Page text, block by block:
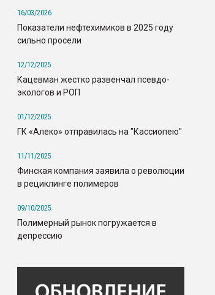
16/03/2026
Показатели нефтехимиков в 2025 году
сильно просели
12/12/2025
Кацевман жестко развенчал псевдо-
экологов и РОП
01/12/2025
ГК «Алеко» отправилась на "Кассиопею"
11/11/2025
Финская компания заявила о революции
в рециклинге полимеров
09/10/2025
Полимерный рынок погружается в
депрессию